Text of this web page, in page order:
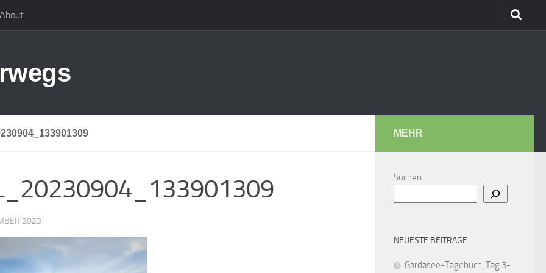
About
2023
MEHR
Suchen
NEUESTE BEITRÄGE
Gardasee-Tagebuch, Tag 3-